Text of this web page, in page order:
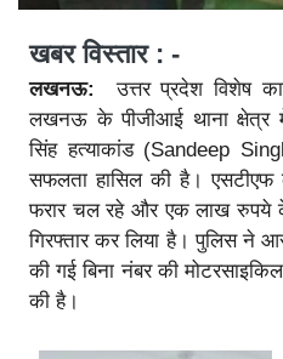
खबर विस्तार : -
लखनऊ:उत्तर प्रदेश विशेष
लखनऊ के पीजीआई थाना क्षेत्र में
सिंह हत्याकांड (Sandeep
सफलता हासिल की है।
फरार चल रहे और एक लाख रुपये
गिरफ्तार कर लिया है। पुलिस ने
की गई बिना नंबर की
की है।